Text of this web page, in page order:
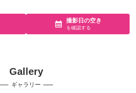
撮影日の空き
を確認する
Gallery
ギャラリー